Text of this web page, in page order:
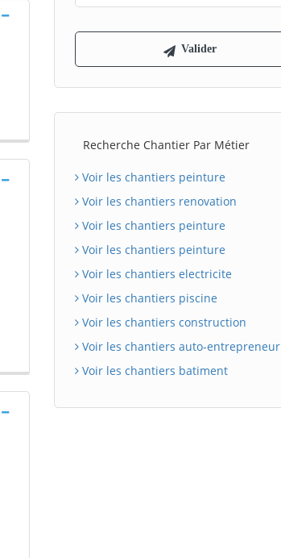
Recherche Chantier Par Métier
Voir les chantiers peinture
Voir les chantiers renovation
Voir les chantiers peinture
Voir les chantiers peinture
Voir les chantiers electricite
Voir les chantiers piscine
Voir les chantiers construction
Voir les chantiers auto-entrepreneur
Voir les chantiers batiment